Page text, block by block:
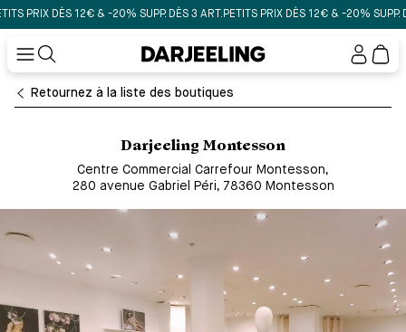
PRIX DÈS 12€ & -20% SUPP. DÈS 3 ART. PETITS PRIX DÈS 12€ & -20% SUPP. DÈS
Mon
Darjeeling Montesson
Centre Commercial Carrefour Montesson,
280 avenue Gabriel Péri, 78360 Montesson
Retournez à la liste des boutiques